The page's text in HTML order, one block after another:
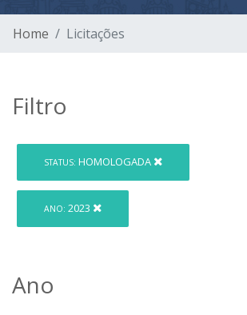
Home Licitações
Filtro
STATUS: HOMOLOGADA
ANO: 2023
Ano